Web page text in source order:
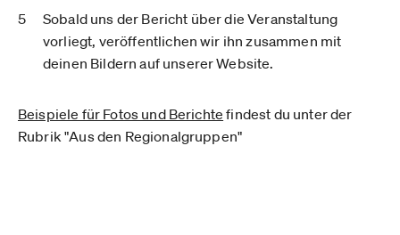
Sobald uns der Bericht über die Veranstaltung
vorliegt, veröffentlichen wir ihn zusammen mit
deinen Bildernauf unserer Website.
Beispiele für Fotos und Berichte findest du unter der
Rubrik "Aus den Regionalgruppen"